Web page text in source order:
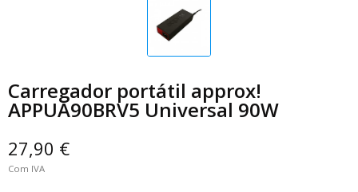
Carregador portátil approx!
APPUA90BRV5 Universal 90W
27,90 €
Com IVA